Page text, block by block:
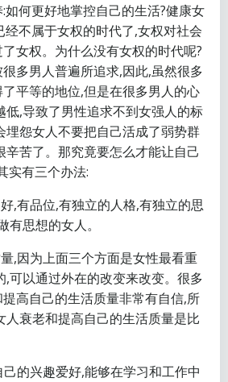
如何更好地掌控自己的生活?健康女
经不属于女权的时代了,女权对社会
女权。为什么没有女权的时代呢?
多男人普遍所追求,因此,虽然很多
平等的地位,但是在很多男人的心
低,导致了男性追求不到女强人的标
埋怨女人不要把自己活成了弱势群
辛苦了。那究竟要怎么才能让自己
实有三个办法:
,有品位,有独立的人格,有独立的思
思想的女人。
,因为上面三个方面是女性最看重
,可以通过外在的改变来改变。很多
高自己的生活质量非常有自信,所
人衰老和提高自己的生活质量是比
的兴趣爱好,能够在学习和工作中